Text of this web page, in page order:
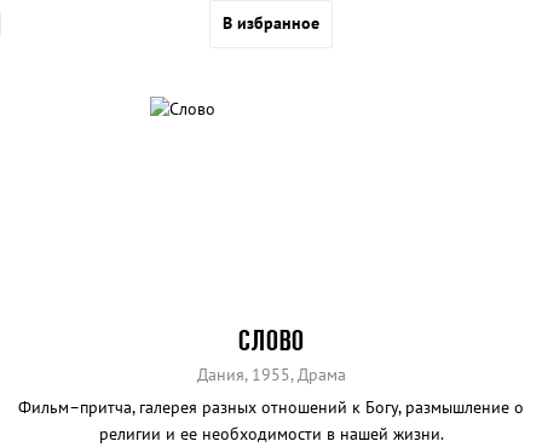
В избранное
СЛОВО
Дания, 1955, Драма
Фильм–притча, галерея разных отношений к Богу, размышление о
религии и ее необходимости в нашей жизни.